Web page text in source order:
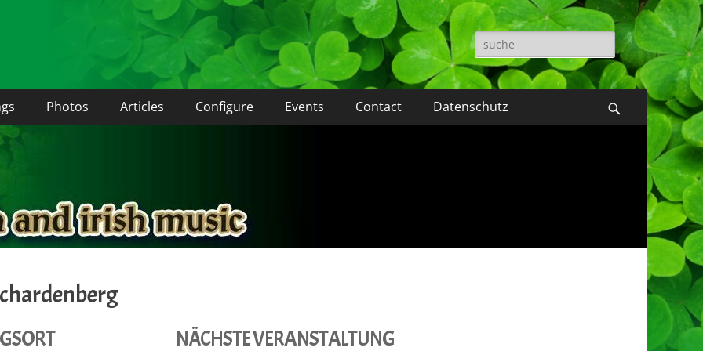
Suche
nach:
Photos Articles Configure Events Contact Datenschutz Suchen
NÄCHSTE VERANSTALTUNG